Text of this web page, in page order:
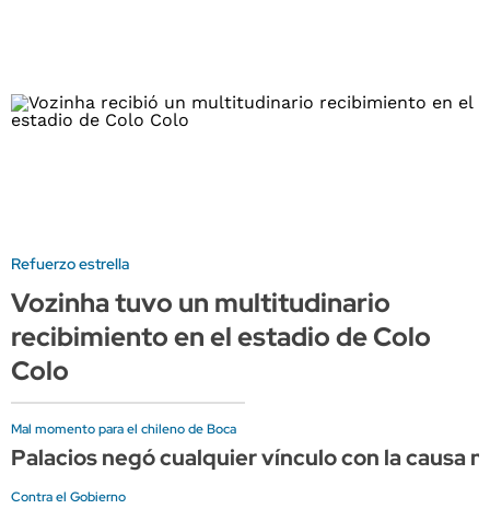
Refuerzo estrella
Vozinha tuvo un multitudinario
recibimiento en el estadio de Colo
Colo
Mal momento para el chileno de Boca
Palacios negó cualquier vínculo con la causa
Contra el Gobierno